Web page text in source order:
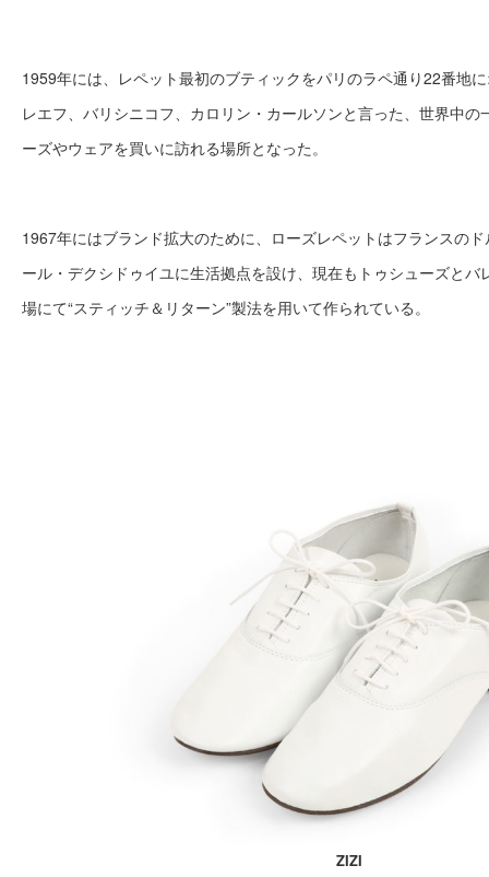
1959年には、レペット最初のブティックをパリのラペ通り22番地
レエフ、バリシニコフ、カロリン・カールソンと言った、世界中の
ーズやウェアを買いに訪れる場所となった。
1967年にはブランド拡大のために、ローズレペットはフランスの
ール・デクシドゥイユに生活拠点を設け、現在もトゥシューズとバ
場にて“スティッチ＆リターン”製法を用いて作られている。
ZIZI